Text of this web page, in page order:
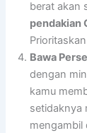
berat akan
pendakian
Bawa
dengan
kamu
setidaknya
mengambil